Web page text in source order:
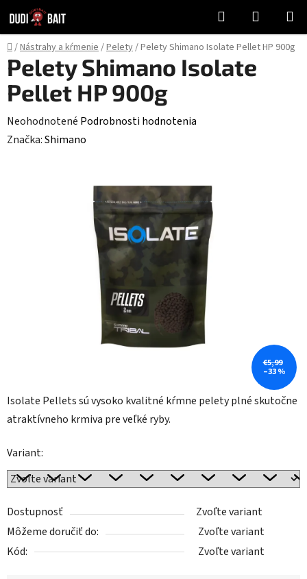
na
obsah
Hľadať
KOŠÍK
Domov
/Nástrahy a kŕmenie/Pelety/Pelety Shimano Isolate Pellet HP 900g
Isolate Pellets sú vysoko kvalitné kŕmne pelety plné skutočne
atraktívneho krmiva pre veľké ryby.
Variant:
Dostupnosť
Zvoľte variant
Môžeme doručiť do:
Zvoľte variant
Kód:
Zvoľte variant
Pelety Shimano Isolate
Pellet HP 900g
Priemerné
hodnotenie
Neohodnotené Podrobnosti hodnotenia
Značka:Shimano
€5,99
–33 %